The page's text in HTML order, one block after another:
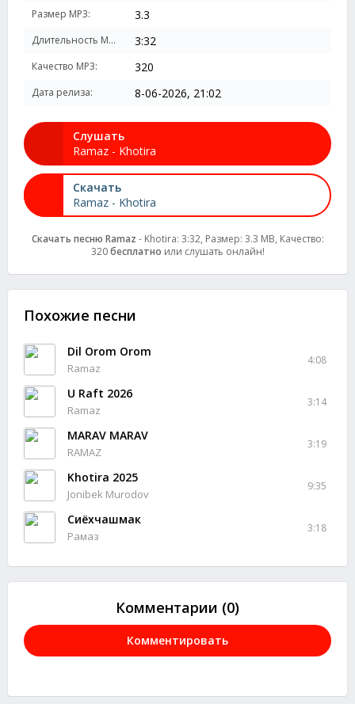
Размер MP3: 3.3
Длительность MP3: 3:32
Качество MP3: 320
Дата релиза: 8-06-2026, 21:02
Слушать
Ramaz - Khotira
Скачать
Ramaz - Khotira
Скачать песню Ramaz - Khotira: 3:32, Размер: 3.3 MB, Качество:
320бесплатно или слушать онлайн!
Похожие песни
Dil Orom Orom
Ramaz
4:08
U Raft 2026
Ramaz
3:14
MARAV MARAV
RAMAZ
3:19
Khotira 2025
Jonibek Murodov
9:35
Сиёхчашмак
Рамаз
3:18
Комментарии (0)
Комментировать